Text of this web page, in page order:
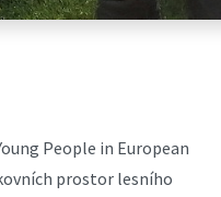
People in European
prostor lesního